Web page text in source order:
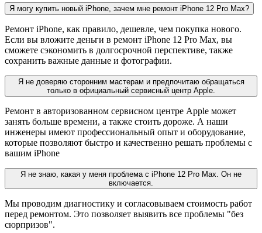
Я могу купить новый iPhone, зачем мне ремонт iPhone 12 Pro Max?
Ремонт iPhone, как правило, дешевле, чем покупка нового.
Если вы вложите деньги в ремонт iPhone 12 Pro Max, вы
сможете сэкономить в долгосрочной перспективе, также
сохранить важные данные и фотографии.
Я не доверяю сторонним мастерам и предпочитаю обращаться
только в официальный сервисный центр Apple.
Ремонт в авторизованном сервисном центре Apple может
занять больше времени, а также стоить дороже. А наши
инженеры имеют профессиональный опыт и оборудование,
которые позволяют быстро и качественно решать проблемы с
вашим iPhone
Я не знаю, какая у меня проблема с iPhone 12 Pro Max. Он не
включается.
Мы проводим диагностику и согласовываем стоимость работ
перед ремонтом. Это позволяет выявить все проблемы "без
сюрпризов".